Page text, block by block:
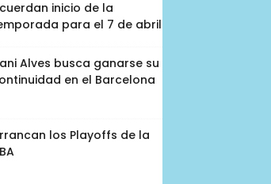
inicio de la
para el 7 de abril
Alves busca ganarse su
en el Barcelona
los Playoffs de la